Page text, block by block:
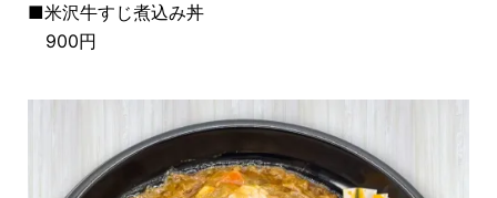
■米沢牛すじ煮込み丼
900円